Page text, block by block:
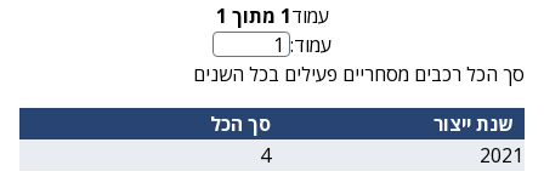
עמוד1 מתוך 1
מספר עמוד
עמוד:
סך הכל רכבים מסחריים פעילים בכל השנים
שנת ייצור
סך הכל
2021
4